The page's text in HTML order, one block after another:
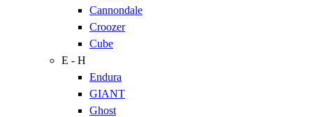
Cannondale
Croozer
Cube
E - H
Endura
GIANT
Ghost